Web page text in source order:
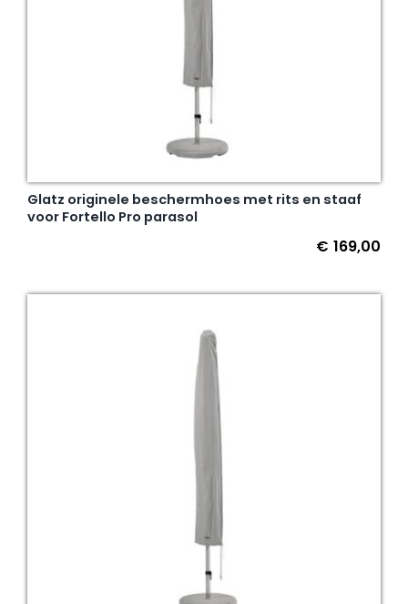
Glatz originele beschermhoes met rits en staaf
voor Fortello Pro parasol
€ 169,00